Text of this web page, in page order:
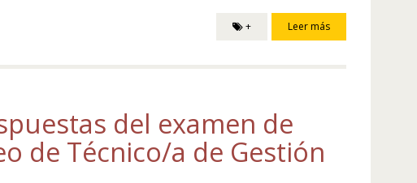
Leer más
+
del examen de
de Técnico/a de Gestión